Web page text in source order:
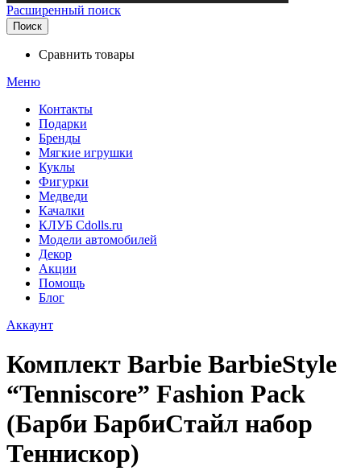
Расширенный поиск
Поиск
Сравнить товары
Меню
Контакты
Подарки
Бренды
Мягкие игрушки
Куклы
Фигурки
Медведи
Качалки
КЛУБ Cdolls.ru
Модели автомобилей
Декор
Акции
Помощь
Блог
Аккаунт
Комплект Barbie BarbieStyle
“Tenniscore” Fashion Pack
(Барби БарбиСтайл набор
Теннискор)